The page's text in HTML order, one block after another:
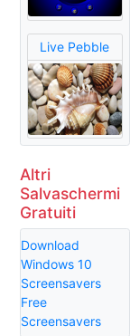
Live Pebble
Altri
Salvaschermi
Gratuiti
Download
Windows 10
Screensavers
Free
Screensavers